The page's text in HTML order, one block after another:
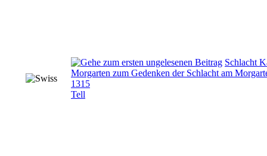
Schlacht
Morgarten zum Gedenken der Schlacht am
1315
Tell